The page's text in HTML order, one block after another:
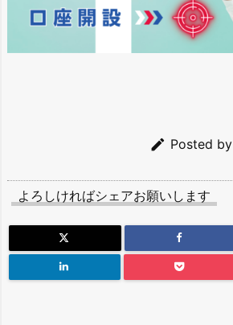
 Posted by
よろしければシェアお願いします